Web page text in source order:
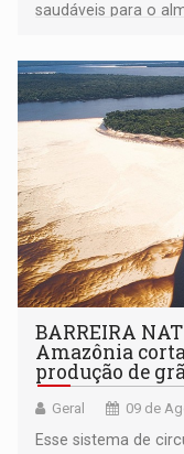
saudáveis para o
BARREIRA
Amazônia
produção de
Geral 09 de
Esse sistema de